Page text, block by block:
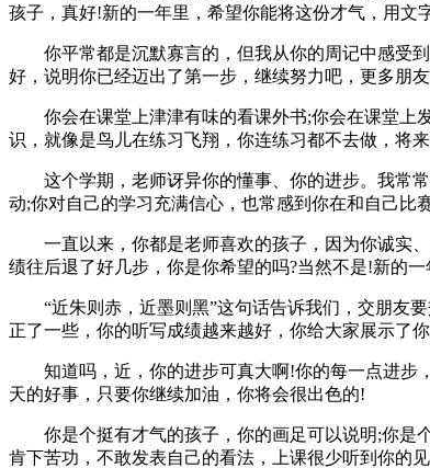
孩子，真好!新的一年里，希望你能将这份才气，用文
你平常都是沉默寡言的，但我从你的周记中感受到
好，说明你已经迈出了第一步，继续努力吧，更多朋
你会在课堂上津津有味的看课外书;你会在课堂上发
识，就像是鸟儿在练习飞翔，你连练习都不去做，将
这个学期，老师讶异你的懂事、你的进步。我常常
动;你对自己的学习充满信心，也常感到你在和自己比
一直以来，你都是老师喜欢的孩子，因为你诚实、
绩往后退了好几步，你是你希望的吗?当然不是!新的
“近朱则赤，近墨则黑”这句话告诉我们，交朋友要
正了一些，你的听写成绩越来越好，你给大家展示了
知道吗，近，你的进步可真大啊!你的每一点进步，
天的好事，只要你继续加油，你将会很出色的!
你是个挺有才气的孩子，你的画足可以说明;你是个
肯下苦功，不敢发表自己的看法，上课很少听到你的